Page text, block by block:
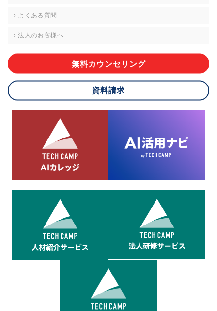
株式会社div 個人情報問合せ窓口
メールアドレス:privacy_policy@di-v.co.jp
ご本人様が当社に個人情報を提供されるかどうかは任意による
応ができない場合があります。
8.cookieにより取得・分析した情報とその利用について
当社は第三者が運営するデータ・マネジメント・プラットフォ
ームからcookieにより収集されたウェブの閲覧機歴及びその分
析結果を取得し、これをお客様の個人データと結びつけた上
で、広告配信等の目的で利用いたします。
よくある質問
法人のお客様へ
無料カウンセリング
資料請求